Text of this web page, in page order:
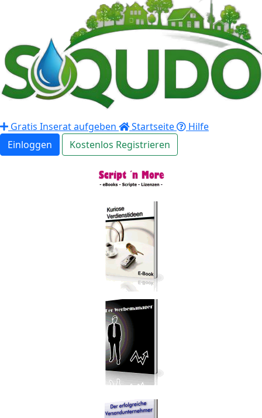
Gratis Inserat aufgeben Startseite
Hilfe
Einloggen
Kostenlos Registrieren